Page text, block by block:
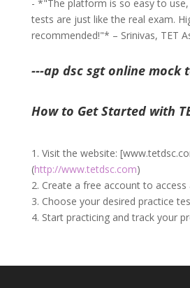
- *"The platform is so easy to
tests are just like the real exam.
recommended!"* – Srinivas, TET
---ap dsc sgt online mock
How to Get Started with
1. Visit the website:
(http://www.tetdsc.com)
2. Create a free account to access
3. Choose your desired practice
4. Start practicing and track your